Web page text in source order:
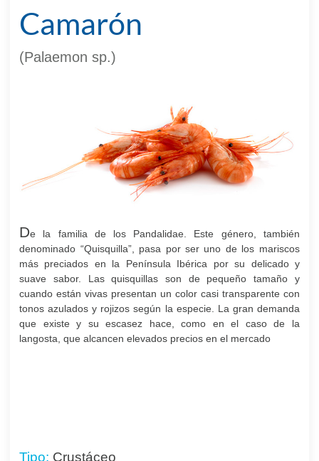
Camarón
(Palaemon sp.)
De la familia de los Pandalidae. Este género, también
denominado “Quisquilla”, pasa por ser uno de los mariscos
más preciados en la Península Ibérica por su delicado y
suave sabor. Las quisquillas son de pequeño tamaño y
cuando están vivas presentan un color casi transparente con
tonos azulados y rojizos según la especie. La gran demanda
que existe y su escasez hace, como en el caso de la
langosta, que alcancen elevados precios en el mercado
Tipo: Crustáceo